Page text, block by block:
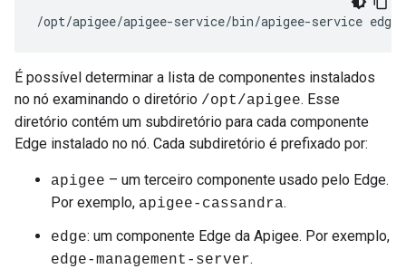
/opt/apigee/apigee-service/bin/apigee-service
É possível determinar a lista de componentes instalados
no nó examinando o diretório /opt/apigee. Esse
diretório contém um subdiretório para cada componente
Edge instalado no nó. Cada subdiretório é prefixado por:
apigee – um terceiro componente usado pelo Edge.
Por exemplo, apigee-cassandra.
edge: um componente Edge da Apigee. Por exemplo,
edge-management-server.